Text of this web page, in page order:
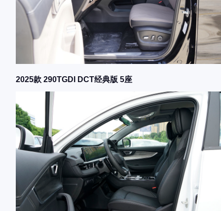
2025款 290TGDI DCT经典版 5座